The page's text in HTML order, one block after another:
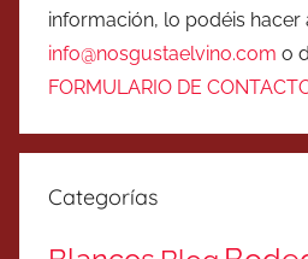
información, lo podéis hacer
info@nosgustaelvino.com o
FORMULARIO DE
Categorías